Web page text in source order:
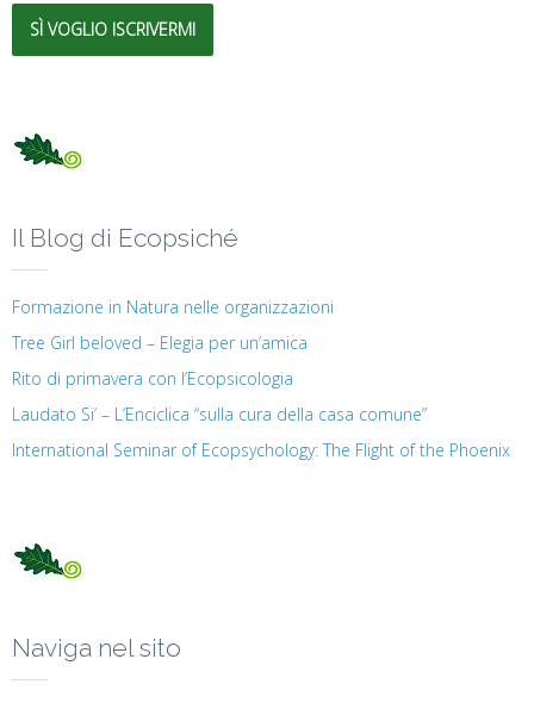
SÌ VOGLIO ISCRIVERMI
Il Blog di Ecopsiché
Formazione in Natura nelle organizzazioni
Tree Girl beloved – Elegia per un’amica
Rito di primavera con l’Ecopsicologia
Laudato Si’ – L’Enciclica “sulla cura della casa comune”
International Seminar of Ecopsychology: The Flight of the Phoenix
Naviga nel sito